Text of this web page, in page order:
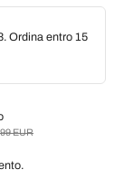
Ordina entro 15
EUR